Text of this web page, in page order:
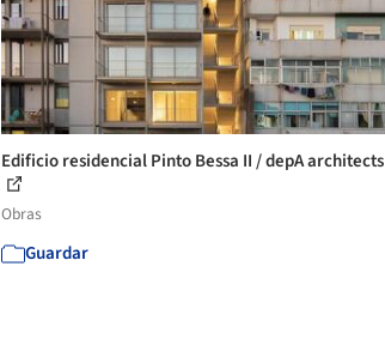
Edificio residencial Pinto Bessa II / depA architects
Obras
Guardar